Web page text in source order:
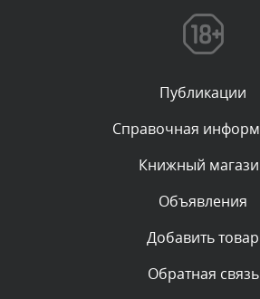
Текст комментария будет виден
Комментарий проверяется
Текст комментария будет виден
администратором.
Комментарий проверяется
Текст комментария будет виден
администратором.
Публикации
Справочная
Книжный
Объявления
Добавить товар
Обратная связь